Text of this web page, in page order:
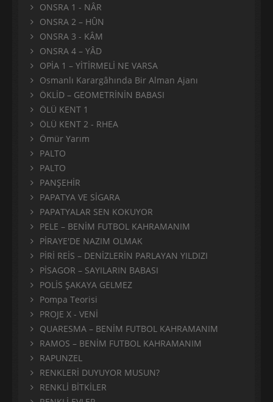
ONSRA 1 - NÂR
ONSRA 2 – HÛN
ONSRA 3 - KÂM
ONSRA 4 – YÂD
OPİA 1 – YİTİRMELİ NE VARSA
Osmanlı Karargâhında Bir Alman Ajanı
ÖKLİD – GEOMETRİNİN BABASI
ÖLÜ KENT 1
ÖLÜ KENT 2 - RHEA
Ömür Yarım
PALTO
PALTO
PANŞEHİR
PAPATYA VE SİGARA
PAPATYALAR SEN KOKUYOR
PELE – BENİM FUTBOL KAHRAMANIM
PİRAYE'DE NAZIM OLMAK
PİRİ REİS – DENİZLERİN PARLAYAN YILDIZI
PİSAGOR – SAYILARIN BABASI
POLİS ŞAKAYA GELMEZ
Pompa Teorisi
PROJE X - VENİ
QUARESMA – BENİM FUTBOL KAHRAMANIM
RAMOS – BENİM FUTBOL KAHRAMANIM
RAPUNZEL
RENKLERİ DUYUYOR MUSUN?
RENKLİ BİTKİLER